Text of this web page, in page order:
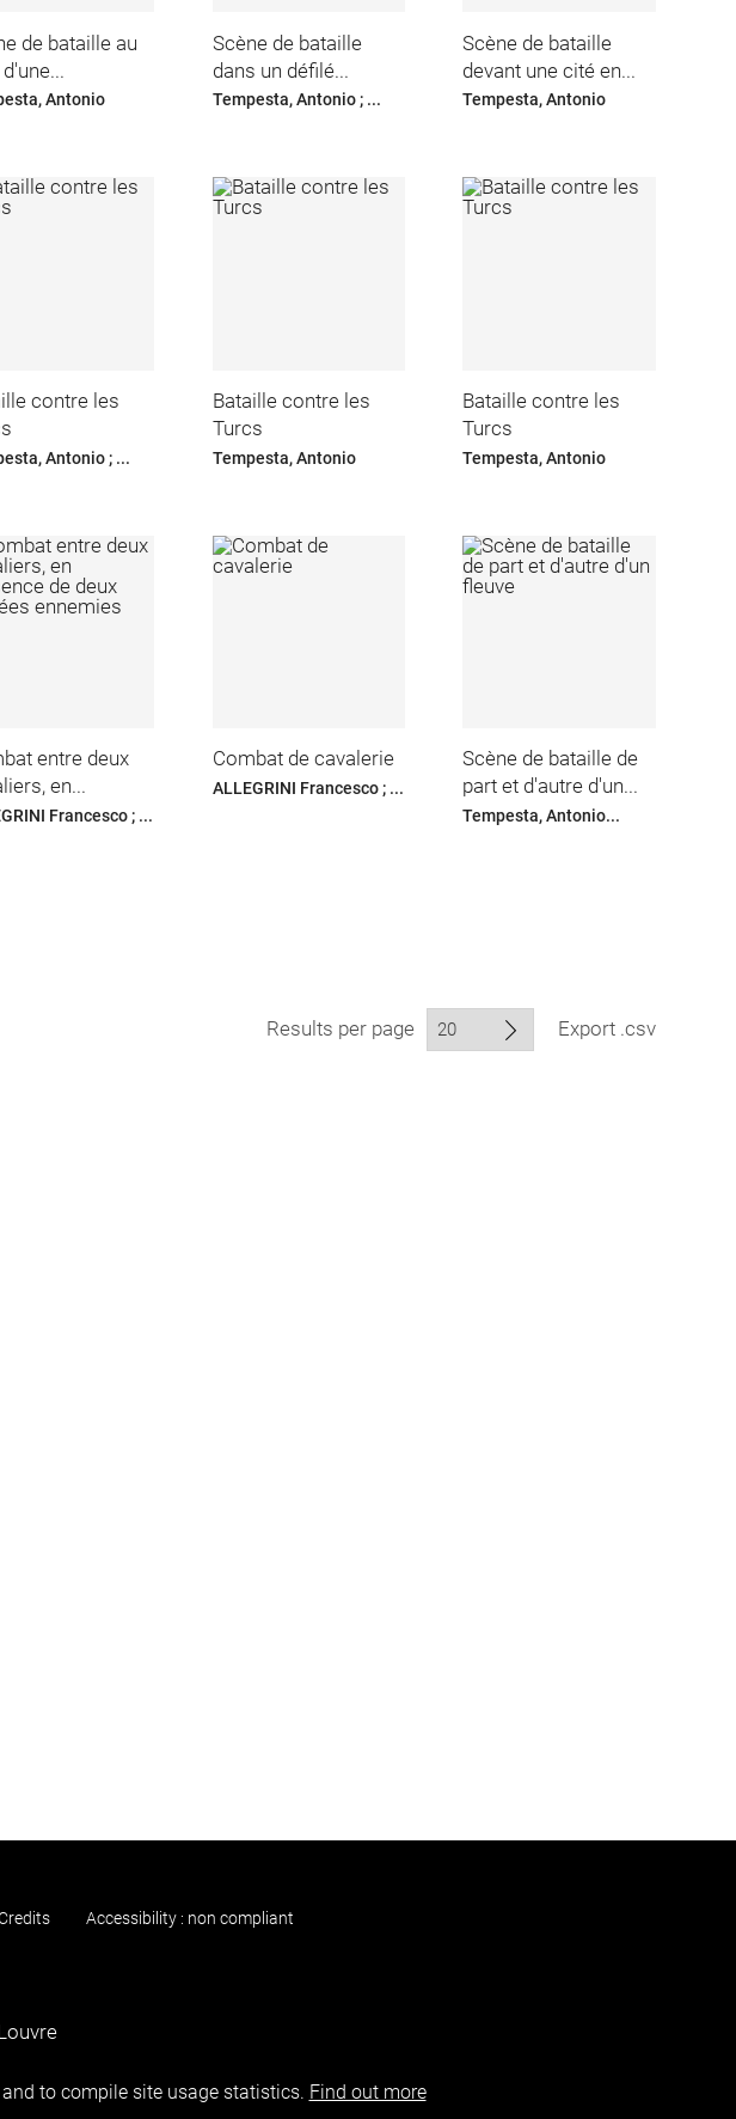
de bataille au
Antonio
Scène de bataille
dans un défilé...
Tempesta, Antonio ; ...
Scène de bataille
devant une cité en...
Tempesta, Antonio
contre les
Antonio ; ...
Bataille contre les
Turcs
Tempesta, Antonio
Bataille contre les
Turcs
Tempesta, Antonio
entre deux
en...
Francesco ; ...
Combat de cavalerie
ALLEGRINI Francesco ; ...
Scène de bataille de
part et d'autre d'un...
Tempesta, Antonio...
Results per page Export .csv
Accessibility : non compliant
to compile site usage statistics. Find out more